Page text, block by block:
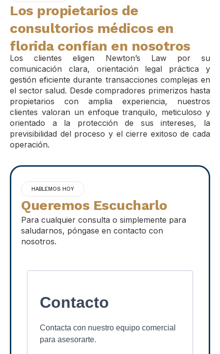
Los propietarios de
consultorios médicos en
florida confían en nosotros
Los clientes eligen Newton’s Law por su
comunicación clara, orientación legal práctica y
gestión eficiente durante transacciones complejas en
el sector salud. Desde compradores primerizos hasta
propietarios con amplia experiencia, nuestros
clientes valoran un enfoque tranquilo, meticuloso y
orientado a la protección de sus intereses, la
previsibilidad del proceso y el cierre exitoso de cada
operación.
HABLEMOS HOY
Queremos Escucharlo
Para cualquier consulta o simplemente para
saludarnos, póngase en contacto con
nosotros.
Contacto
Contacta con nuestro equipo comercial
para asesorarte.